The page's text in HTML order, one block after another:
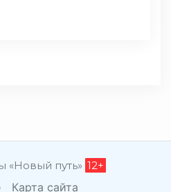
«Новый путь» 12+
Карта сайта